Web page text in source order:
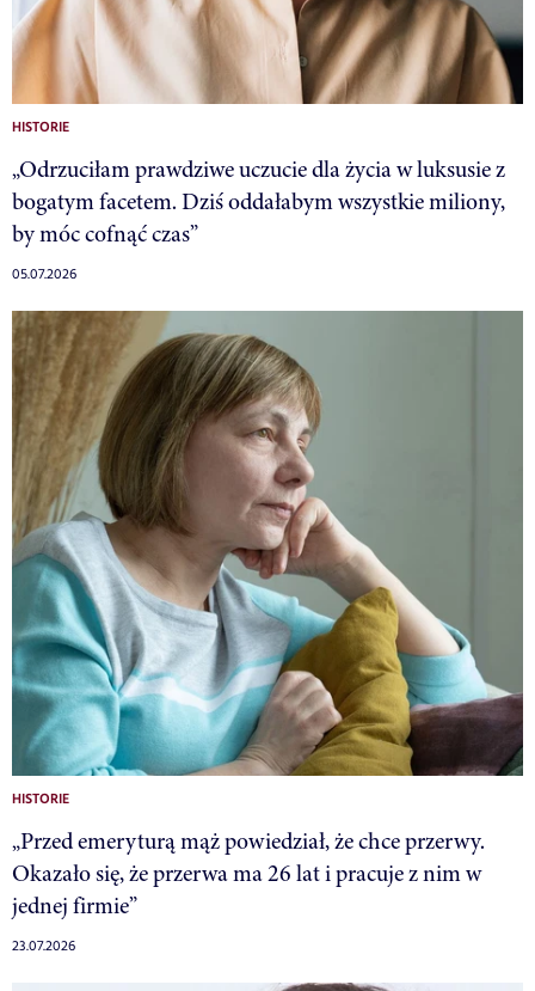
HISTORIE
„Odrzuciłam prawdziwe uczucie dla życia w luksusie z
bogatym facetem. Dziś oddałabym wszystkie miliony,
by móc cofnąć czas”
05.07.2026
HISTORIE
„Przed emeryturą mąż powiedział, że chce przerwy.
Okazało się, że przerwa ma 26 lat i pracuje z nim w
jednej firmie”
23.07.2026